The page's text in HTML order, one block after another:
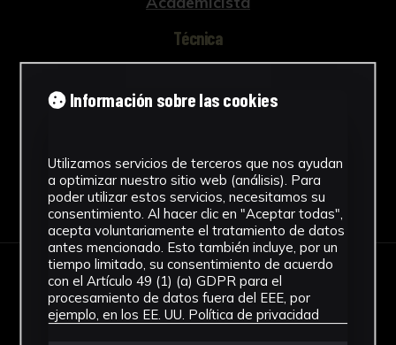
Técnica
Ver más
Descargar Ficha
IMÁGENES
Información sobre las cookies
Utilizamos servicios de terceros que nos ayudan
a optimizar nuestro sitio web (análisis). Para
poder utilizar estos servicios, necesitamos su
consentimiento. Al hacer clic en "Aceptar todas",
acepta voluntariamente el tratamiento de datos
antes mencionado. Esto también incluye, por un
tiempo limitado, su consentimiento de acuerdo
con el Artículo 49 (1) (a) GDPR para el
procesamiento de datos fuera del EEE, por
ejemplo, en los EE. UU. Política de privacidad